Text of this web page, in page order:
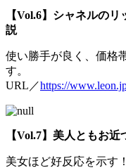
【Vol.6】シャネルの
説
使い勝手が良く、価格
す。
URL／https://
【Vol.7】美人ともお
美女ほど好反応を示す